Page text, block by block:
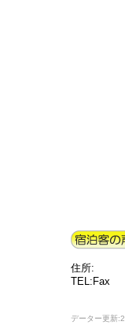
住所:
TEL:Fax
データー更新